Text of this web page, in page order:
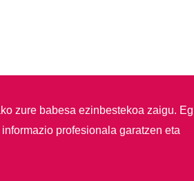
zure babesa ezinbestekoa zaigu.
profesionala garatzen eta